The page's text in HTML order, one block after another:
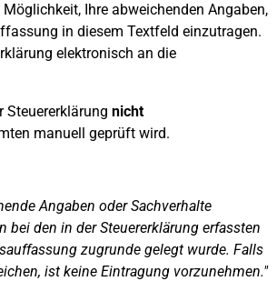
Ihre abweichenden Angaben,
in diesem Textfeld einzutragen.
elektronisch an die
Steuererklärung nicht
manuell geprüft wird.
Angaben oder Sachverhalte
bei den in der Steuererklärung erfassten
zugrunde gelegt wurde. Falls
ist keine Eintragung vorzunehmen."